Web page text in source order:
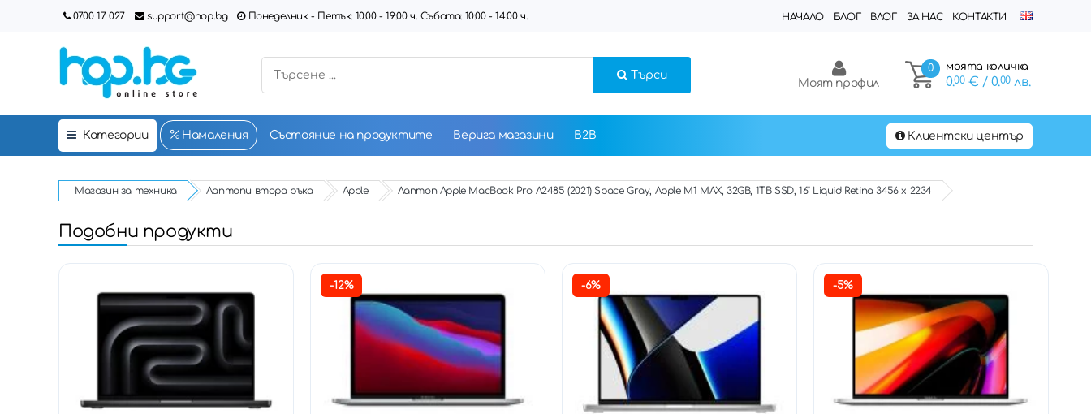
0700 17 027 support@hop.bg Понеделник - Петък: 10:00 - 19:00 ч. Събота: 10:00 - 14:00 ч. НАЧАЛО БЛОГ ВЛОГ ЗА НАС КОНТАКТИ
Търси
0 моята количка
0.00€ / 0.00лв.
Моят профил
Категории Намаления Състояние на продуктите Верига магазини B2B Клиентски център
Магазин за техника Лаптопи втора ръка Apple Лаптоп Apple MacBook Pro A2485 (2021) Space Gray, Apple M1 MAX, 32GB, 1TB SSD, 16'' Liquid Retina 3456 x 2234
Подобни продукти
-12% -6% -5%